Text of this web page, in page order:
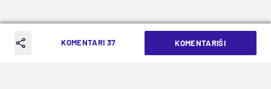
Arbitar meča Halil Umut Meler na udaru
KOMENTARI 37 KOMENTARIŠI